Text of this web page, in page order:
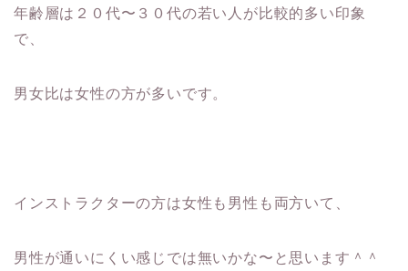
年齢層は２０代〜３０代の若い人が比較的多い印象
で、
男女比は女性の方が多いです。
インストラクターの方は女性も男性も両方いて、
男性が通いにくい感じでは無いかな〜と思います＾＾